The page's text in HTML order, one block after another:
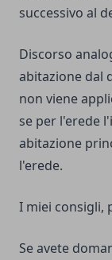
successivo al
Discorso
abitazione dal
non viene
se per l'erede
abitazione
l'erede.
I miei consigli,
Se avete